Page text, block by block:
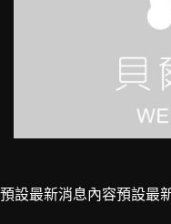
預設最新消息內容預設最